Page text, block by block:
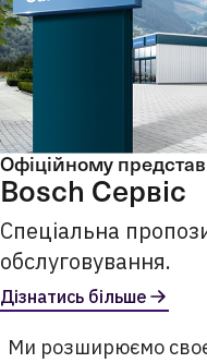
Офіційному
Bosch Сервіс
Спеціальна
обслуговування.
Дізнатись більше
Ми розширюємо